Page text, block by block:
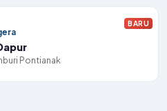
Pontianak
BARU